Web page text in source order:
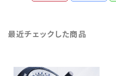
最近チェックした商品